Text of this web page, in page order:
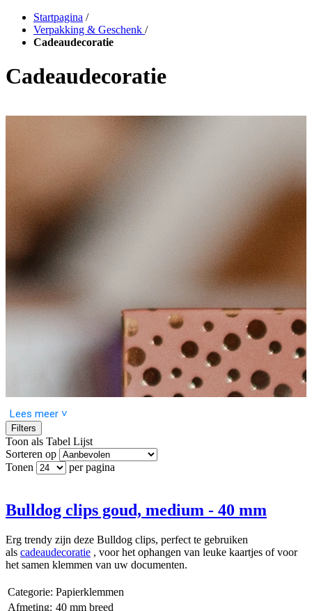
Startpagina /
Verpakking & Geschenk /
Cadeaudecoratie
Cadeaudecoratie
Een mooi cadeau verdient de perfecte cadeaudecoratie!
maar ook om hoe het eruitziet. De juiste cadeaudecoratie maakt elk
geschenk extra bijzonder en laat een blijvende indruk achter. Het is
in het oog springt. Of het nu voor een verjaardag, een bruiloft, of
zomaar een spontaan cadeau is – met de juiste versiering geef je
jouw cadeau nét dat beetje meer.
Geef elk cadeau iets speciaals mee
Lees meer ˅
Filters
Toon als Tabel Lijst
Sorteren op
Tonen
per pagina
Bulldog clips goud, medium - 40 mm
Erg trendy zijn deze Bulldog clips, perfect te gebruiken
als cadeaudecoratie , voor het ophangen van leuke kaartjes of voor
het samen klemmen van uw documenten.
Categorie: Papierklemmen
Afmeting: 40 mm breed